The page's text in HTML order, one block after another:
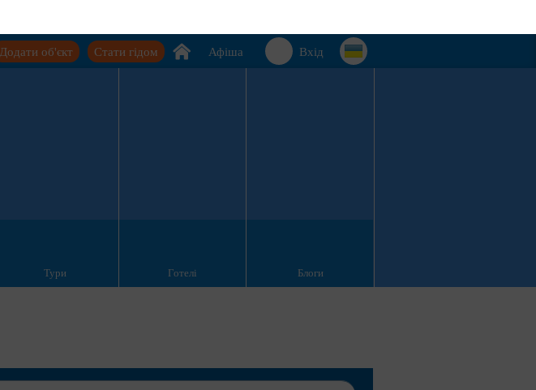
Вхід
Афіша
Стати гідом
Додати об'єкт
Тури Готелі Блоги